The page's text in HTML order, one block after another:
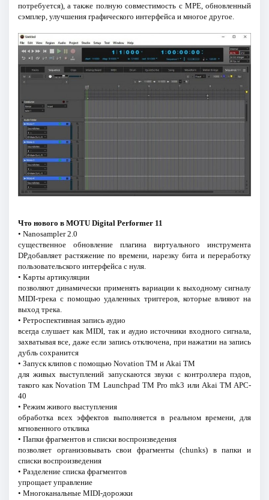
потребуется), а также полную совместимость с MPE, обновленный
сэмплер, улучшения графического интерфейса и многое другое.
Что нового в MOTU Digital Performer 11
• Nanosampler 2.0
существенное обновление плагина виртуального инструмента
DPдобавляет растяжение по времени, нарезку бита и переработку
пользовательского интерфейса с нуля.
• Карты артикуляции
позволяют динамически применять вариации к выходному сигналу
MIDI-трека с помощью удаленных триггеров, которые влияют на
выход трека.
• Ретроспективная запись аудио
всегда слушает как MIDI, так и аудио источники входного сигнала,
захватывая все, даже если запись отключена, при нажатии на запись
дубль сохранится
• Запуск клипов с помощью Novation TM и Akai TM
для живых выступлений запускаются звуки с контроллера пэдов,
такого как Novation TM Launchpad TM Pro mk3 или Akai TM APC-
40
• Режим живого выступления
обработка всех эффектов выполняется в реальном времени, для
мгновенного отклика
• Папки фрагментов и списки воспроизведения
позволяет организовывать свои фрагменты (chunks) в папки и
списки воспроизведения
• Разделение списка фрагментов
упрощает управление
• Многоканальные MIDI-дорожки